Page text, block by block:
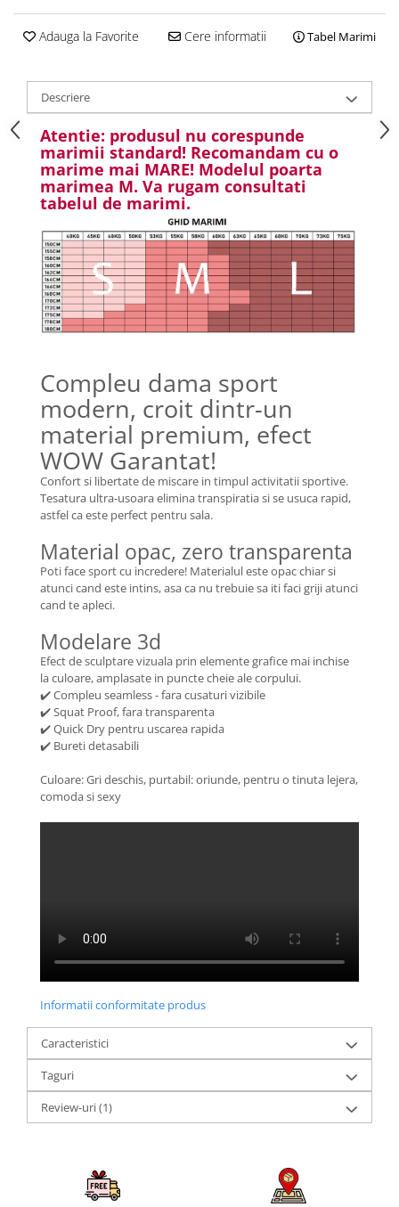
Adauga la Favorite Cere informatii Tabel Marimi
Descriere
Atentie: produsul nu corespunde
marimii standard! Recomandam cu o
marime mai MARE! Modelul poarta
marimea M. Va rugam consultati
tabelul de marimi.
Compleu dama sport
modern, croit dintr-un
material premium, efect
WOW Garantat!
Confort si libertate de miscare in timpul activitatii sportive.
Tesatura ultra-usoara elimina transpiratia si se usuca rapid,
astfel ca este perfect pentru sala.
Material opac, zero transparenta
Poti face sport cu incredere! Materialul este opac chiar si
atunci cand este intins, asa ca nu trebuie sa iti faci griji atunci
cand te apleci.
Modelare 3d
Efect de sculptare vizuala prin elemente grafice mai inchise
la culoare, amplasate in puncte cheie ale corpului.
✔️ Compleu seamless - fara cusaturi vizibile
✔️ Squat Proof, fara transparenta
✔️ Quick Dry pentru uscarea rapida
✔️ Bureti detasabili
Culoare: Gri deschis, purtabil: oriunde, pentru o tinuta lejera,
comoda si sexy
Informatii conformitate produs
Caracteristici
Taguri
Review-uri(1)